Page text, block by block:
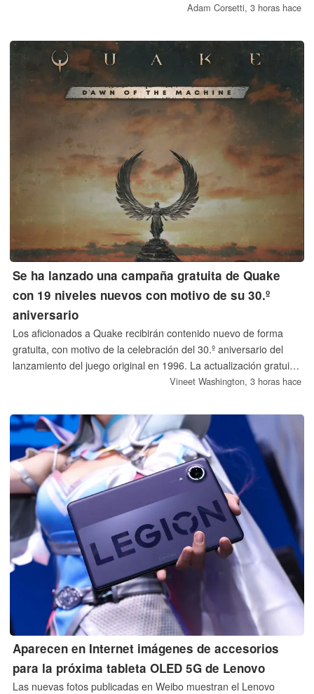
se produce tras los rumores sobre una reedición de *Ocarina of
Pro Controller antes del lanzamiento del juego de *Zelda*.
Adam Corsetti, 3 horas hace
Se ha lanzado una campaña gratuita de Quake
con 19 niveles nuevos con motivo de su 30.º
aniversario
Los aficionados a Quake recibirán contenido nuevo de forma
gratuita, con motivo de la celebración del 30.º aniversario del
lanzamiento del juego original en 1996. La actualización gratuita
corresponde a la versión remasterizada de 2021 del juego y
Vineet Washington, 3 horas hace
Aparecen en Internet imágenes de accesorios
para la próxima tableta OLED 5G de Lenovo
Las nuevas fotos publicadas en Weibo muestran el Lenovo